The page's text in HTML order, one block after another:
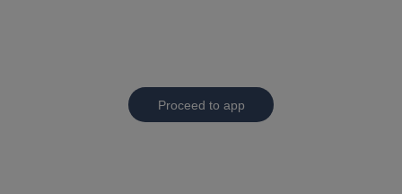
Proceed to app